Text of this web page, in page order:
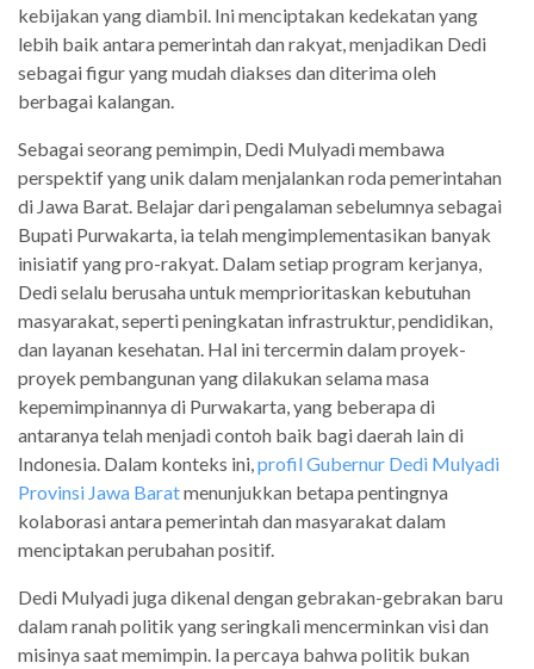
kebijakan yang diambil. Ini menciptakan kedekatan yang
lebih baik antara pemerintah dan rakyat, menjadikan Dedi
sebagai figur yang mudah diakses dan diterima oleh
berbagai kalangan.
Sebagai seorang pemimpin, Dedi Mulyadi membawa
perspektif yang unik dalam menjalankan roda pemerintahan
di Jawa Barat. Belajar dari pengalaman sebelumnya sebagai
Bupati Purwakarta, ia telah mengimplementasikan banyak
inisiatif yang pro-rakyat. Dalam setiap program kerjanya,
Dedi selalu berusaha untuk memprioritaskan kebutuhan
masyarakat, seperti peningkatan infrastruktur, pendidikan,
dan layanan kesehatan. Hal ini tercermin dalam proyek-
proyek pembangunan yang dilakukan selama masa
kepemimpinannya di Purwakarta, yang beberapa di
antaranya telah menjadi contoh baik bagi daerah lain di
Indonesia. Dalam konteks ini,profil Gubernur Dedi Mulyadi
Provinsi Jawa Baratmenunjukkan betapa pentingnya
kolaborasi antara pemerintah dan masyarakat dalam
menciptakan perubahan positif.
Dedi Mulyadi juga dikenal dengan gebrakan-gebrakan baru
dalam ranah politik yang seringkali mencerminkan visi dan
misinya saat memimpin. Ia percaya bahwa politik bukan